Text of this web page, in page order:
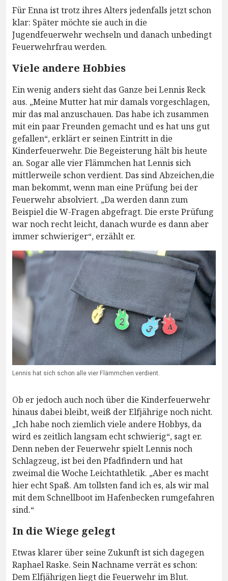
Für Enna ist trotz ihres Alters jedenfalls jetzt schon
klar: Später möchte sie auch in die
Jugendfeuerwehr wechseln und danach unbedingt
Feuerwehrfrau werden.
Viele andere Hobbies
Ein wenig anders sieht das Ganze bei Lennis Reck
aus. „Meine Mutter hat mir damals vorgeschlagen,
mir das mal anzuschauen. Das habe ich zusammen
mit ein paar Freunden gemacht und es hat uns gut
gefallen“, erklärt er seinen Eintritt in die
Kinderfeuerwehr. Die Begeisterung hält bis heute
an. Sogar alle vier Flämmchen hat Lennis sich
mittlerweile schon verdient. Das sind Abzeichen,die
man bekommt, wenn man eine Prüfung bei der
Feuerwehr absolviert. „Da werden dann zum
Beispiel die W-Fragen abgefragt. Die erste Prüfung
war noch recht leicht, danach wurde es dann aber
immer schwieriger“, erzählt er.
Lennis hat sich schon alle vier Flämmchen verdient.
Ob er jedoch auch noch über die Kinderfeuerwehr
hinaus dabei bleibt, weiß der Elfjährige noch nicht.
„Ich habe noch ziemlich viele andere Hobbys, da
wird es zeitlich langsam echt schwierig“, sagt er.
Denn neben der Feuerwehr spielt Lennis noch
Schlagzeug, ist bei den Pfadfindern und hat
zweimal die Woche Leichtathletik. „Aber es macht
hier echt Spaß. Am tollsten fand ich es, als wir mal
mit dem Schnellboot im Hafenbecken rumgefahren
sind.“
In die Wiege gelegt
Etwas klarer über seine Zukunft ist sich dagegen
Raphael Raske. Sein Nachname verrät es schon:
Dem Elfjährigen liegt die Feuerwehr im Blut.